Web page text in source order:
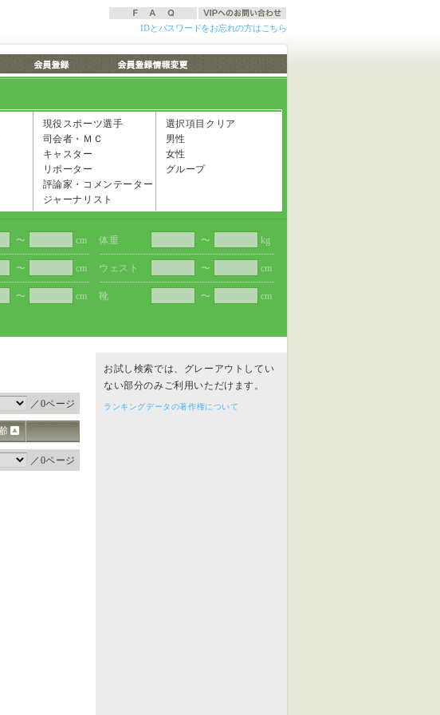
IDとパスワードをお忘れの方はこちら
現役スポーツ選手
司会者・ＭＣ
キャスター
リポーター
評論家・コメンテーター
ジャーナリスト
選択項目クリア
男性
女性
グループ
〜 cm
〜 cm
〜 cm
体重 〜 kg
ウェスト 〜 cm
靴 〜 cm
／0ページ
／0ページ
お試し検索では、グレーアウトしてい
ない部分のみご利用いただけます。
ランキングデータの著作権について